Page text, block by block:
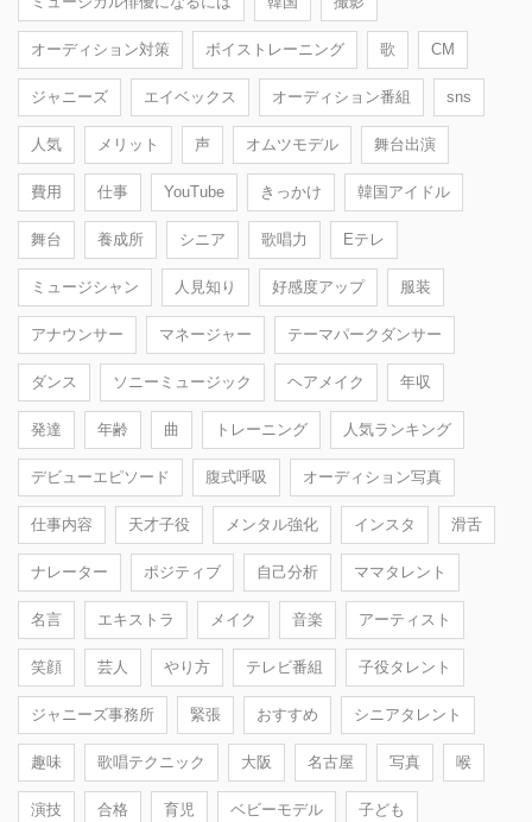
オーディション対策 ボイストレーニング 歌 CM
ジャニーズ エイベックス オーディション番組 sns
人気 メリット 声 オムツモデル 舞台出演
費用 仕事 YouTube きっかけ 韓国アイドル
舞台 養成所 シニア 歌唱力 Eテレ
ミュージシャン 人見知り 好感度アップ 服装
アナウンサー マネージャー テーマパークダンサー
ダンス ソニーミュージック ヘアメイク 年収
発達 年齢 曲 トレーニング 人気ランキング
デビューエピソード 腹式呼吸 オーディション写真
仕事内容 天才子役 メンタル強化 インスタ 滑舌
ナレーター ポジティブ 自己分析 ママタレント
名言 エキストラ メイク 音楽 アーティスト
笑顔 芸人 やり方 テレビ番組 子役タレント
ジャニーズ事務所 緊張 おすすめ シニアタレント
趣味 歌唱テクニック 大阪 名古屋 写真 喉
演技 合格 育児 ベビーモデル 子ども